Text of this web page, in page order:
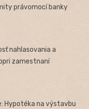
právomocí banky
nahlasovania a
zamestnaní
Hypotéka na výstavbu